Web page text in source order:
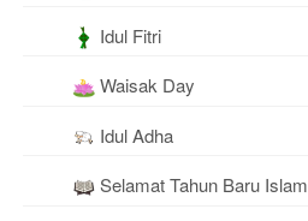
Idul Fitri
Waisak Day
Idul Adha
Selamat Tahun Baru Islam